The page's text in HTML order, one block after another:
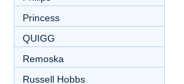
Princess
QUIGG
Remoska
Russell Hobbs